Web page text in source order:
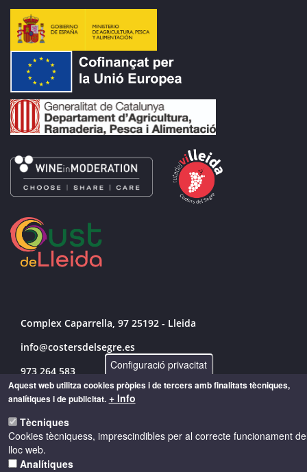
Complex Caparrella, 97 25192 - Lleida
info@costersdelsegre.es
973 264 583
© Copyright 2026 - Drets reservats
Accessibilitat
Configuració privacitat
Aquest web utilitza cookies pròpies i de tercers amb finalitats tècniques,
analítiques i de publicitat. + Info
Tècniques
Cookies tècniquess, imprescindibles per al correcte funcionament
lloc web.
Analítiques